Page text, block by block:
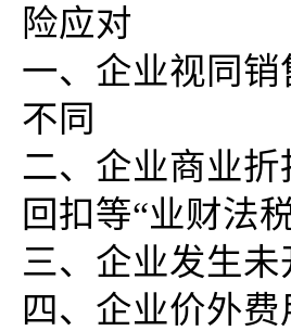
险应对
一、企业视同
不同
二、企业商业
回扣等“业财法
三、企业发生
四、企业价外